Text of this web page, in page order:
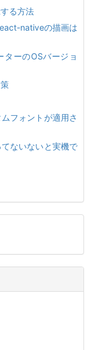
る方法
nativeの描画は
ーのOSバージョ
フォントが適用さ
ないないと実機で